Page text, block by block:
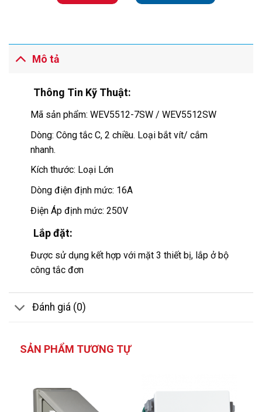
Mô tả
Thông Tin Kỹ Thuật:
Mã sản phẩm: WEV5512-7SW / WEV5512SW
Dòng: Công tắc C, 2 chiều. Loại bắt vít/ cắm
nhanh.
Kích thước: Loại Lớn
Dòng điện định mức: 16A
Điện Áp định mức: 250V
Lắp đặt:
Được sử dụng kết hợp với mặt 3 thiết bị, lắp ở bộ
công tắc đơn
Đánh giá (0)
SẢN PHẨM TƯƠNG TỰ